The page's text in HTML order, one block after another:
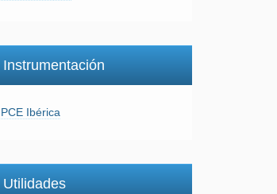
Instrumentación
PCE Ibérica
Utilidades